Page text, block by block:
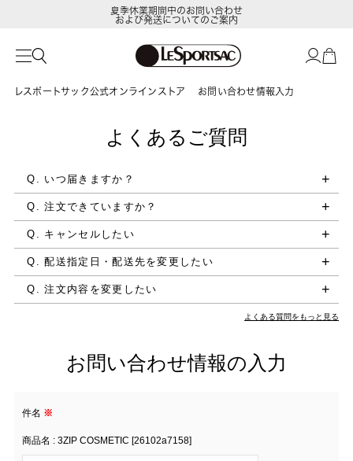
夏季休業期間中のお問い合わせ
および発送についてのご案内
レスポートサック公式オンラインストア お問い合わせ情報入力
よくあるご質問
Q. いつ届きますか？
Q. 注文できていますか？
Q. キャンセルしたい
Q. 配送指定日・配送先を変更したい
Q. 注文内容を変更したい
よくある質問をもっと見る
お問い合わせ情報の入力
件名 ※
商品名 : 3ZIP COSMETIC [26102a7158]